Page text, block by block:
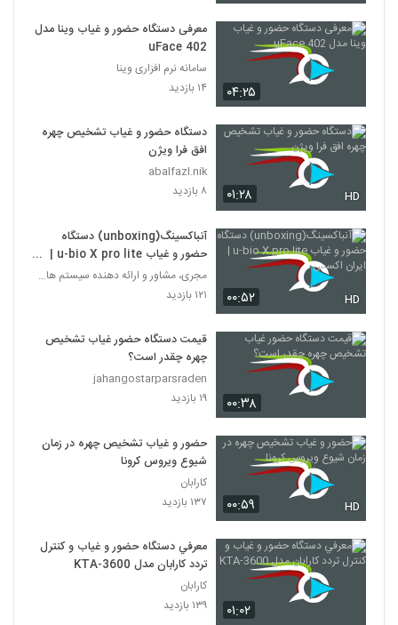
۰۴:۲۵
معرفی دستگاه حضور و غیاب وینا مدل
uFace 402
سامانه نرم افزاری وینا
۱۴ بازدید
۰۱:۲۸ HD
دستگاه حضور و غیاب تشخیص چهره
افق فرا ویژن
abalfazl.nik
۸ بازدید
۰۰:۵۲ HD
آنباکسینگ(unboxing) دستگاه
حضور و غیاب u-bio X pro lite |
ایران اکسس
مجری، مشاور و ارائه دهنده سیستم های امنیتی
۱۲۱ بازدید
۰۰:۳۸
قیمت دستگاه حضور غیاب تشخیص
چهره چقدر است؟
jahangostarparsraden
۱۹ بازدید
۰۰:۵۹ HD
حضور و غياب تشخيص چهره در زمان
شيوع ويروس کرونا
کارابان
۱۳۷ بازدید
۰۱:۰۲
معرفي دستگاه حضور و غياب و کنترل
تردد کارابان مدل KTA-3600
کارابان
۱۳۹ بازدید